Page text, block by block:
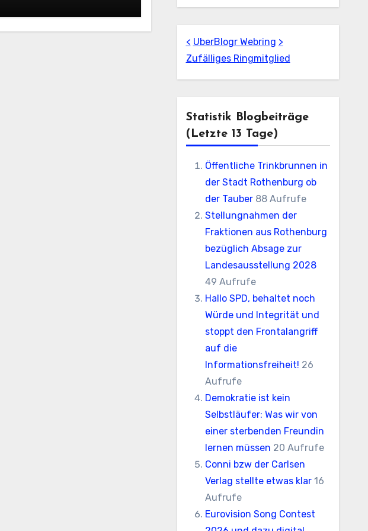
< UberBlogr Webring >
Zufälliges Ringmitglied
Statistik Blogbeiträge
(letzte 13 Tage)
Öffentliche Trinkbrunnen in
der Stadt Rothenburg ob
der Tauber 88 Aufrufe
Stellungnahmen der
Fraktionen aus Rothenburg
bezüglich Absage zur
Landesausstellung 2028
49 Aufrufe
Hallo SPD, behaltet noch
Würde und Integrität und
stoppt den Frontalangriff
auf die
Informationsfreiheit! 26
Aufrufe
Demokratie ist kein
Selbstläufer: Was wir von
einer sterbenden Freundin
lernen müssen 20 Aufrufe
Conni bzw der Carlsen
Verlag stellte etwas klar 16
Aufrufe
Eurovision Song Contest